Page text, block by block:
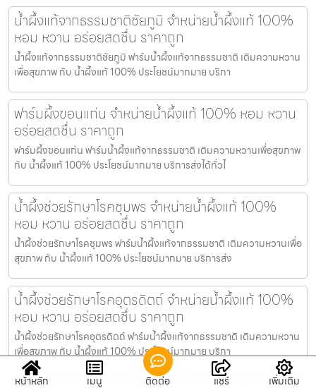
น้ำผึ้งแท้จากธรรมชาติชัยภูมิ จำหน่ายน้ำผึ้งแท้ 100%
หอม หวาน อร่อยสดชื่น ราคาถูก
น้ำผึ้งแท้จากธรรมชาติชัยภูมิ ฟาร์มน้ำผึ้งแท้จากธรรมชาติ เติมความหวาน
เพื่อสุขภาพ กับ น้ำผึ้งแท้ 100% ประโยชน์มากมาย บริกา
ฟาร์มผึ้งขอนแก่น จำหน่ายน้ำผึ้งแท้ 100% หอม หวาน
อร่อยสดชื่น ราคาถูก
ฟาร์มผึ้งขอนแก่น ฟาร์มน้ำผึ้งแท้จากธรรมชาติ เติมความหวานเพื่อสุขภาพ
กับ น้ำผึ้งแท้ 100% ประโยชน์มากมาย บริการส่งได้ทั่วไ
น้ำผึ้งช่วยรักษาโรคชุมพร จำหน่ายน้ำผึ้งแท้ 100%
หอม หวาน อร่อยสดชื่น ราคาถูก
น้ำผึ้งช่วยรักษาโรคชุมพร ฟาร์มน้ำผึ้งแท้จากธรรมชาติ เติมความหวานเพื่อ
สุขภาพ กับ น้ำผึ้งแท้ 100% ประโยชน์มากมาย บริการส่ง
น้ำผึ้งช่วยรักษาโรคอุตรดิตถ์ จำหน่ายน้ำผึ้งแท้ 100%
หอม หวาน อร่อยสดชื่น ราคาถูก
น้ำผึ้งช่วยรักษาโรคอุตรดิตถ์ ฟาร์มน้ำผึ้งแท้จากธรรมชาติ เติมความหวาน
เพื่อสุขภาพ กับ น้ำผึ้งแท้ 100% ประโยชน์มากมาย บริกา
หน้าหลัก เมนู ติดต่อ แชร์ เพิ่มเติม